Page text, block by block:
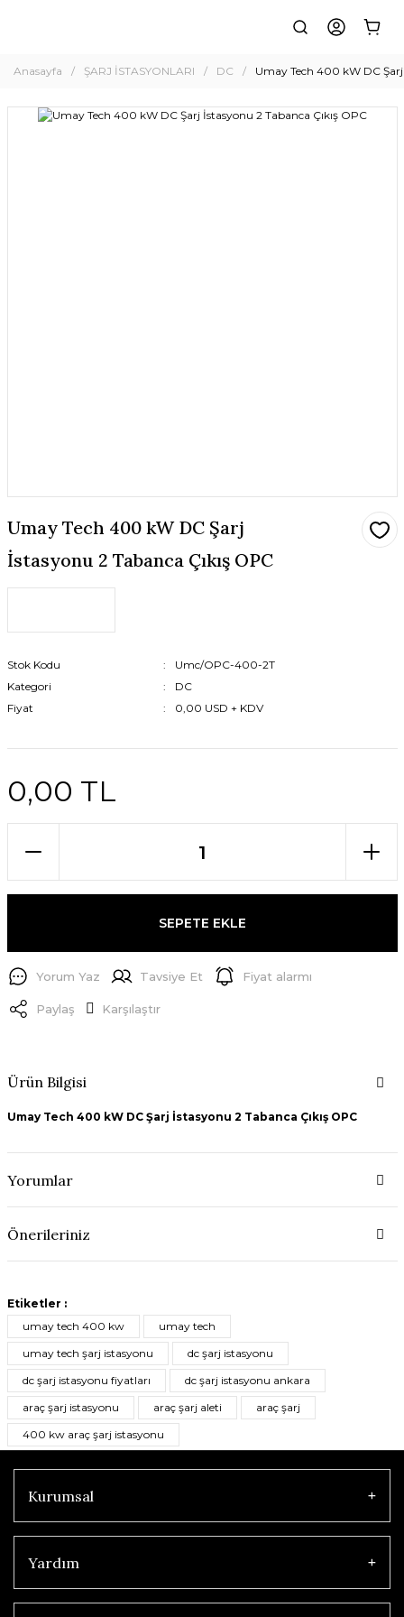
Anasayfa ŞARJ İSTASYONLARI DC Umay Tech 400 kW DC Şarj
Umay Tech 400 kW DC Şarj
İstasyonu 2 Tabanca Çıkış OPC
Stok Kodu
Umc/OPC-400-2T
Kategori
DC
Fiyat
0,00 USD + KDV
0,00 TL
SEPETE EKLE
Yorum Yaz Tavsiye Et Fiyat alarmı
Paylaş Karşılaştır
Ürün Bilgisi
Umay Tech 400 kW DC Şarj İstasyonu 2 Tabanca Çıkış OPC
Yorumlar
Önerileriniz
Etiketler :
umay tech 400 kw
umay tech
umay tech şarj istasyonu
dc şarj istasyonu
dc şarj istasyonu fiyatları
dc şarj istasyonu ankara
araç şarj istasyonu
araç şarj aleti
araç şarj
400 kw araç şarj istasyonu
Kurumsal
Yardım